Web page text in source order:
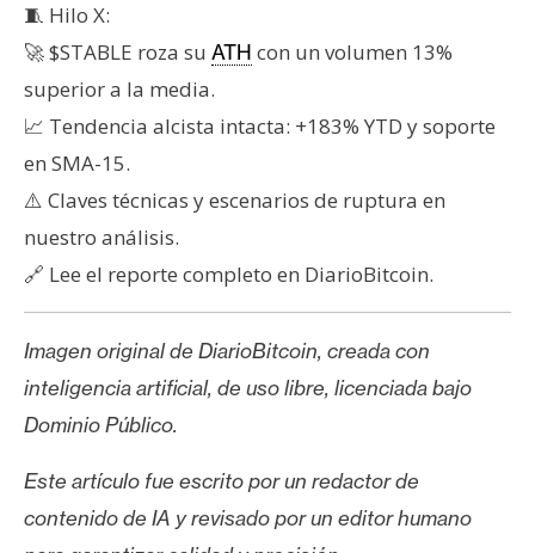
🧵 Hilo X:
🚀 $STABLE roza su ATH con un volumen 13%
superior a la media.
📈 Tendencia alcista intacta: +183% YTD y soporte
en SMA-15.
⚠️ Claves técnicas y escenarios de ruptura en
nuestro análisis.
🔗 Lee el reporte completo en DiarioBitcoin.
Imagen original de DiarioBitcoin, creada con
inteligencia artificial, de uso libre, licenciada bajo
Dominio Público.
Este artículo fue escrito por un redactor de
contenido de IA y revisado por un editor humano